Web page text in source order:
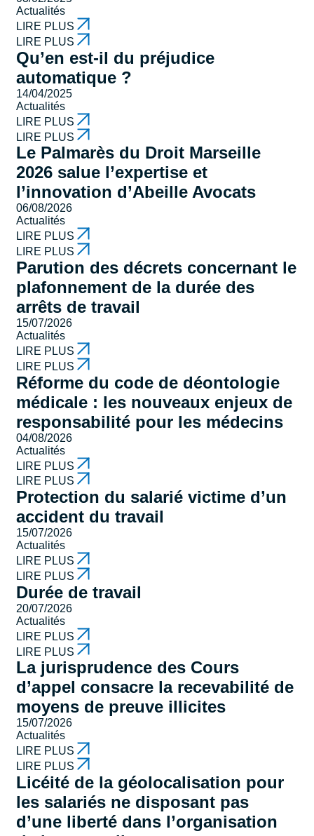
Actualités
LIRE PLUS
LIRE PLUS
Qu’en est-il du préjudice
automatique ?
14/04/2025
Actualités
LIRE PLUS
LIRE PLUS
Le Palmarès du Droit Marseille
2026 salue l’expertise et
l’innovation d’Abeille Avocats
06/08/2026
Actualités
LIRE PLUS
LIRE PLUS
Parution des décrets concernant le
plafonnement de la durée des
arrêts de travail
15/07/2026
Actualités
LIRE PLUS
LIRE PLUS
Réforme du code de déontologie
médicale : les nouveaux enjeux de
responsabilité pour les médecins
04/08/2026
Actualités
LIRE PLUS
LIRE PLUS
Protection du salarié victime d’un
accident du travail
15/07/2026
Actualités
LIRE PLUS
LIRE PLUS
Durée de travail
20/07/2026
Actualités
LIRE PLUS
LIRE PLUS
La jurisprudence des Cours
d’appel consacre la recevabilité de
moyens de preuve illicites
15/07/2026
Actualités
LIRE PLUS
LIRE PLUS
Licéité de la géolocalisation pour
les salariés ne disposant pas
d’une liberté dans l’organisation